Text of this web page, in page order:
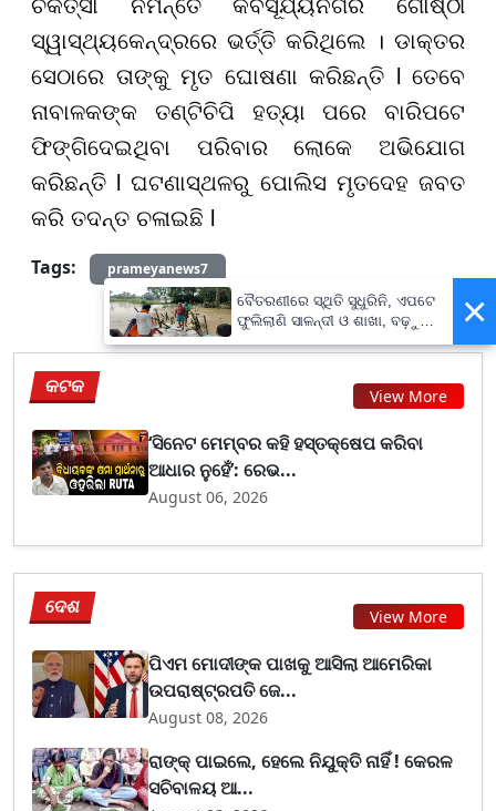
ଚିକିତ୍ସା ନିମନ୍ତେ କବିସୂର୍ଯ୍ୟନଗର ଗୋଷ୍ଠୀ
ସ୍ୱାସ୍ଥ୍ୟକେନ୍ଦ୍ରରେ ଭର୍ତ୍ତି କରିଥିଲେ । ଡାକ୍ତର
ସେଠାରେ ତାଙ୍କୁ ମୃତ ଘୋଷଣା କରିଛନ୍ତି l ତେବେ
ନାବାଳକଙ୍କ ତଣ୍ଟିଚିପି ହତ୍ୟା ପରେ ବାରିପଟେ
ଫିଙ୍ଗିଦେଇଥିବା ପରିବାର ଲୋକେ ଅଭିଯୋଗ
କରିଛନ୍ତି l ଘଟଣାସ୍ଥଳରୁ ପୋଲିସ ମୃତଦେହ ଜବତ
କରି ତଦନ୍ତ ଚଳାଇଛି l
Tags:
prameyanews7
କଟକ View More
‘ସିନେଟ ମେମ୍ବର କହି ହସ୍ତକ୍ଷେପ କରିବା
ଆଧାର ନୁହେଁ’: ରେଭ...
August 06, 2026
ଦେଶ View More
ପିଏମ ମୋଦୀଙ୍କ ପାଖକୁ ଆସିଲା ଆମେରିକା
ଉପରାଷ୍ଟ୍ରପତି ଜେ...
August 08, 2026
ରାଙ୍କ୍ ପାଇଲେ, ହେଲେ ନିଯୁକ୍ତି ନାହିଁ ! କେରଳ
ସଚିବାଳୟ ଆ...
×
ବୈତରଣୀରେ ସ୍ଥିତି ସୁଧୁରିନି, ଏପଟେ
ଫୁଲିଲାଣି ସାଳନ୍ଦୀ ଓ ଶାଖା, ବଢ଼ୁଛି
ବନ୍ୟା ଭୟ